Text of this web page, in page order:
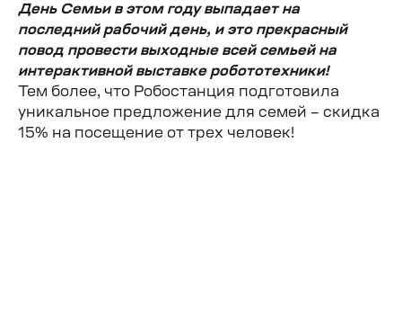
День Семьи в этом году выпадает на
последний рабочий день, и это прекрасный
повод провести выходные всей семьей на
интерактивной выставке робототехники!
Тем более, что Робостанция подготовила
уникальное предложение для семей – скидка
15% на посещение от трех человек!